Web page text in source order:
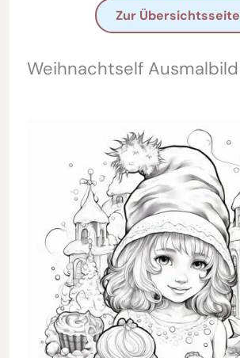
Zur Übersichtsseite
Weihnachtself Ausmalbild